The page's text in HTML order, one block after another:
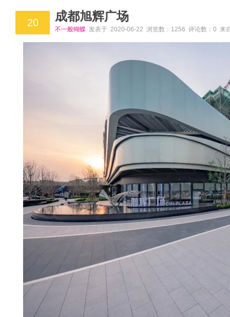
20 成都旭辉广场
不一般蝴蝶 发表于 2020-06-22 浏览数：1256 评论数：0 来